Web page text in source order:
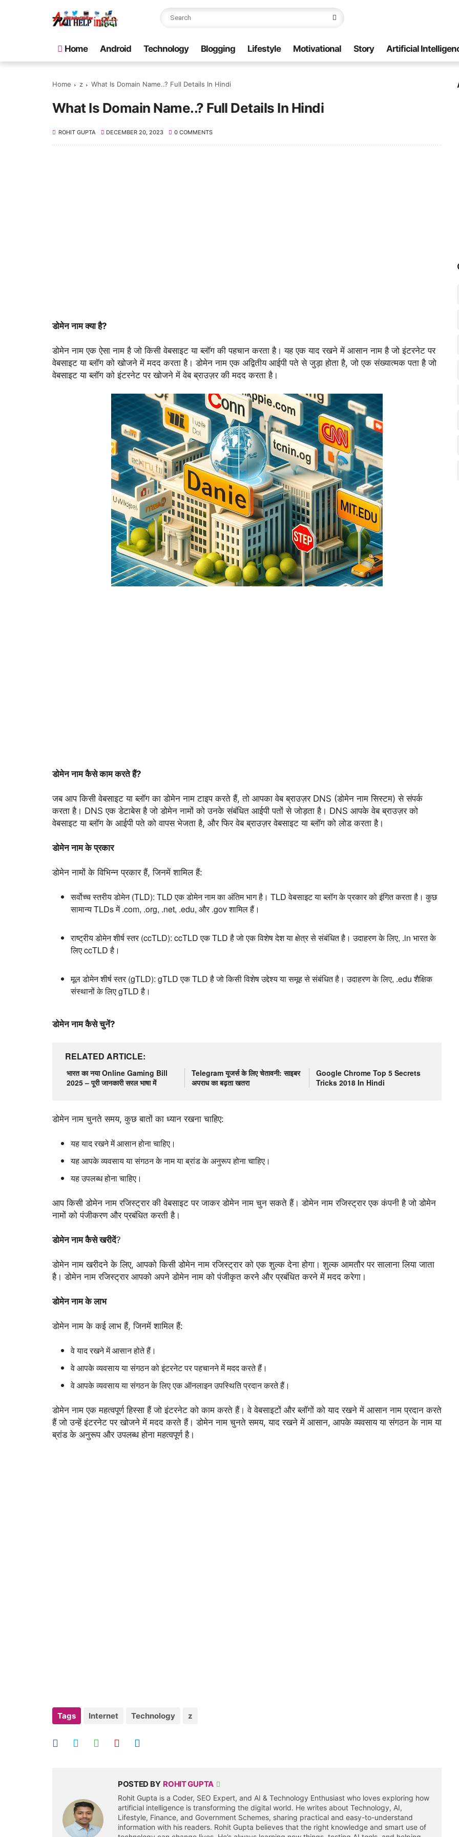
Home Android Technology Blogging Lifestyle Motivational Story Artificial
Home z What Is Domain Name..? Full Details In Hindi
What Is Domain Name..? Full Details In Hindi
ROHIT GUPTA DECEMBER 20, 2023 0 COMMENTS
डोमेन नाम क्या है?
डोमेन नाम एक ऐसा नाम है जो किसी वेबसाइट या ब्लॉग की पहचान करता है। यह एक याद रखने में आसान नाम है जो इंटरनेट पर
वेबसाइट या ब्लॉग को खोजने में मदद करता है। डोमेन नाम एक अद्वितीय आईपी पते से जुड़ा होता है, जो एक संख्यात्मक पता है जो
वेबसाइट या ब्लॉग को इंटरनेट पर खोजने में वेब ब्राउज़र की मदद करता है।
डोमेन नाम कैसे काम करते हैं?
जब आप किसी वेबसाइट या ब्लॉग का डोमेन नाम टाइप करते हैं, तो आपका वेब ब्राउज़र DNS (डोमेन नाम सिस्टम) से संपर्क
करता है। DNS एक डेटाबेस है जो डोमेन नामों को उनके संबंधित आईपी पतों से जोड़ता है। DNS आपके वेब ब्राउज़र को
वेबसाइट या ब्लॉग के आईपी पते को वापस भेजता है, और फिर वेब ब्राउज़र वेबसाइट या ब्लॉग को लोड करता है।
डोमेन नाम के प्रकार
डोमेन नामों के विभिन्न प्रकार हैं, जिनमें शामिल हैं:
सर्वोच्च स्तरीय डोमेन (TLD): TLD एक डोमेन नाम का अंतिम भाग है। TLD वेबसाइट या ब्लॉग के प्रकार को इंगित करता है। कुछ
सामान्य TLDs में .com, .org, .net, .edu, और .gov शामिल हैं।
राष्ट्रीय डोमेन शीर्ष स्तर (ccTLD): ccTLD एक TLD है जो एक विशेष देश या क्षेत्र से संबंधित है। उदाहरण के लिए, .in भारत के
लिए ccTLD है।
मूल डोमेन शीर्ष स्तर (gTLD): gTLD एक TLD है जो किसी विशेष उद्देश्य या समूह से संबंधित है। उदाहरण के लिए, .edu शैक्षिक
संस्थानों के लिए gTLD है।
डोमेन नाम कैसे चुनें?
RELATED ARTICLE
भारत का नया Online Gaming Bill
2025 – पूरी जानकारी सरल भाषा में
Telegram यूजर्स के लिए चेतावनी: साइबर
अपराध का बढ़ता खतरा
Google Chrome Top 5 Secrets
Tricks 2018 In Hindi
डोमेन नाम चुनते समय, कुछ बातों का ध्यान रखना चाहिए:
यह याद रखने में आसान होना चाहिए।
यह आपके व्यवसाय या संगठन के नाम या ब्रांड के अनुरूप होना चाहिए।
यह उपलब्ध होना चाहिए।
आप किसी डोमेन नाम रजिस्ट्रार की वेबसाइट पर जाकर डोमेन नाम चुन सकते हैं। डोमेन नाम रजिस्ट्रार एक कंपनी है जो डोमेन
नामों को पंजीकरण और प्रबंधित करती है।
डोमेन नाम कैसे खरीदें?
डोमेन नाम खरीदने के लिए, आपको किसी डोमेन नाम रजिस्ट्रार को एक शुल्क देना होगा। शुल्क आमतौर पर सालाना लिया जाता
है। डोमेन नाम रजिस्ट्रार आपको अपने डोमेन नाम को पंजीकृत करने और प्रबंधित करने में मदद करेगा।
डोमेन नाम के लाभ
डोमेन नाम के कई लाभ हैं, जिनमें शामिल हैं:
वे याद रखने में आसान होते हैं।
वे आपके व्यवसाय या संगठन को इंटरनेट पर पहचानने में मदद करते हैं।
वे आपके व्यवसाय या संगठन के लिए एक ऑनलाइन उपस्थिति प्रदान करते हैं।
डोमेन नाम एक महत्वपूर्ण हिस्सा हैं जो इंटरनेट को काम करते हैं। वे वेबसाइटों और ब्लॉगों को याद रखने में आसान नाम प्रदान करते
हैं जो उन्हें इंटरनेट पर खोजने में मदद करते हैं। डोमेन नाम चुनते समय, याद रखने में आसान, आपके व्यवसाय या संगठन के नाम या
ब्रांड के अनुरूप और उपलब्ध होना महत्वपूर्ण है।
Tags Internet Technology z
POSTED BY ROHIT GUPTA
Rohit Gupta is a Coder, SEO Expert, and AI & Technology Enthusiast who loves exploring how
artificial intelligence is transforming the digital world. He writes about Technology, AI,
Lifestyle, Finance, and Government Schemes, sharing practical and easy-to-understand
information with his readers. Rohit Gupta believes that the right knowledge and smart use of